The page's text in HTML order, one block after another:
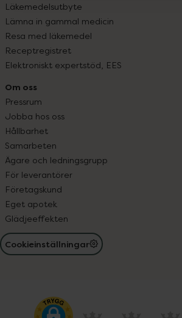
Läkemedelsutbyte
Lämna in gammal medicin
Resa med läkemedel
Receptregistret
Elektroniskt expertstöd, EES
Om oss
Pressrum
Jobba hos oss
Hållbarhet
Samarbeten
Ägare och ledningsgrupp
För leverantörer
Företagskund
Eget apotek
Glädjeeffekten
Cookieinställningar